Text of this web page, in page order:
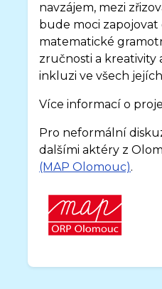
navzájem, mezi
bude moci
matematické
zručnosti a kreativity
inkluzi ve všech
Více informací o
Pro neformální
dalšími aktéry z
(MAP Olomouc).